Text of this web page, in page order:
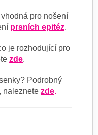
pro nošení
prsních epitéz.
je rozhodující pro
zde.
Podrobný
naleznete zde.